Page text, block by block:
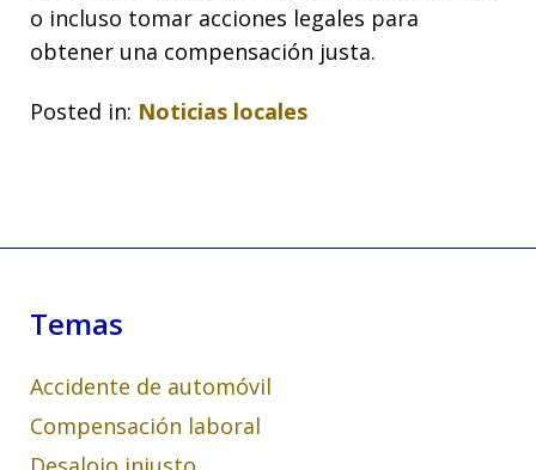
o incluso tomar acciones legales para
obtener una compensación justa.
Posted in: Noticias locales
Temas
Accidente de automóvil
Compensación laboral